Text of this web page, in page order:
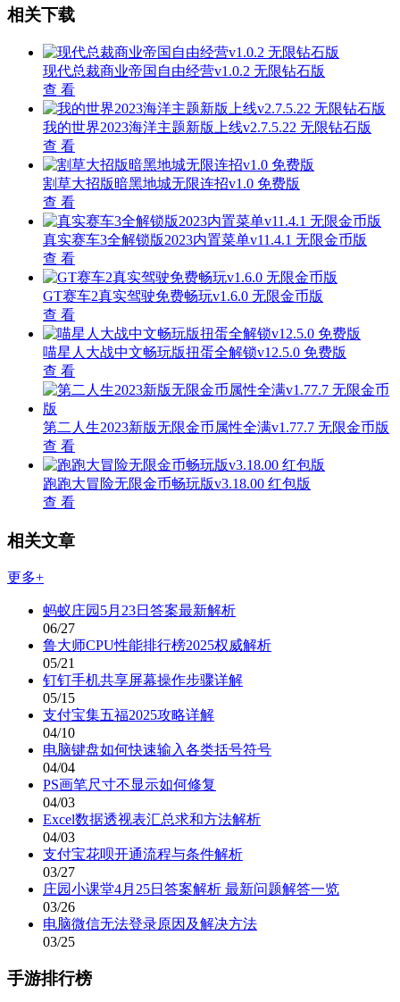
相关下载
现代总裁商业帝国自由经营v1.0.2 无限钻石版
查 看
我的世界2023海洋主题新版上线v2.7.5.22 无限钻石版
查 看
割草大招版暗黑地城无限连招v1.0 免费版
查 看
真实赛车3全解锁版2023内置菜单v11.4.1 无限金币版
查 看
GT赛车2真实驾驶免费畅玩v1.6.0 无限金币版
查 看
喵星人大战中文畅玩版扭蛋全解锁v12.5.0 免费版
查 看
第二人生2023新版无限金币属性全满v1.77.7 无限金币版
查 看
跑跑大冒险无限金币畅玩版v3.18.00 红包版
查 看
相关文章
更多+
蚂蚁庄园5月23日答案最新解析
06/27
鲁大师CPU性能排行榜2025权威解析
05/21
钉钉手机共享屏幕操作步骤详解
05/15
支付宝集五福2025攻略详解
04/10
电脑键盘如何快速输入各类括号符号
04/04
PS画笔尺寸不显示如何修复
04/03
Excel数据透视表汇总求和方法解析
04/03
支付宝花呗开通流程与条件解析
03/27
庄园小课堂4月25日答案解析 最新问题解答一览
03/26
电脑微信无法登录原因及解决方法
03/25
手游排行榜